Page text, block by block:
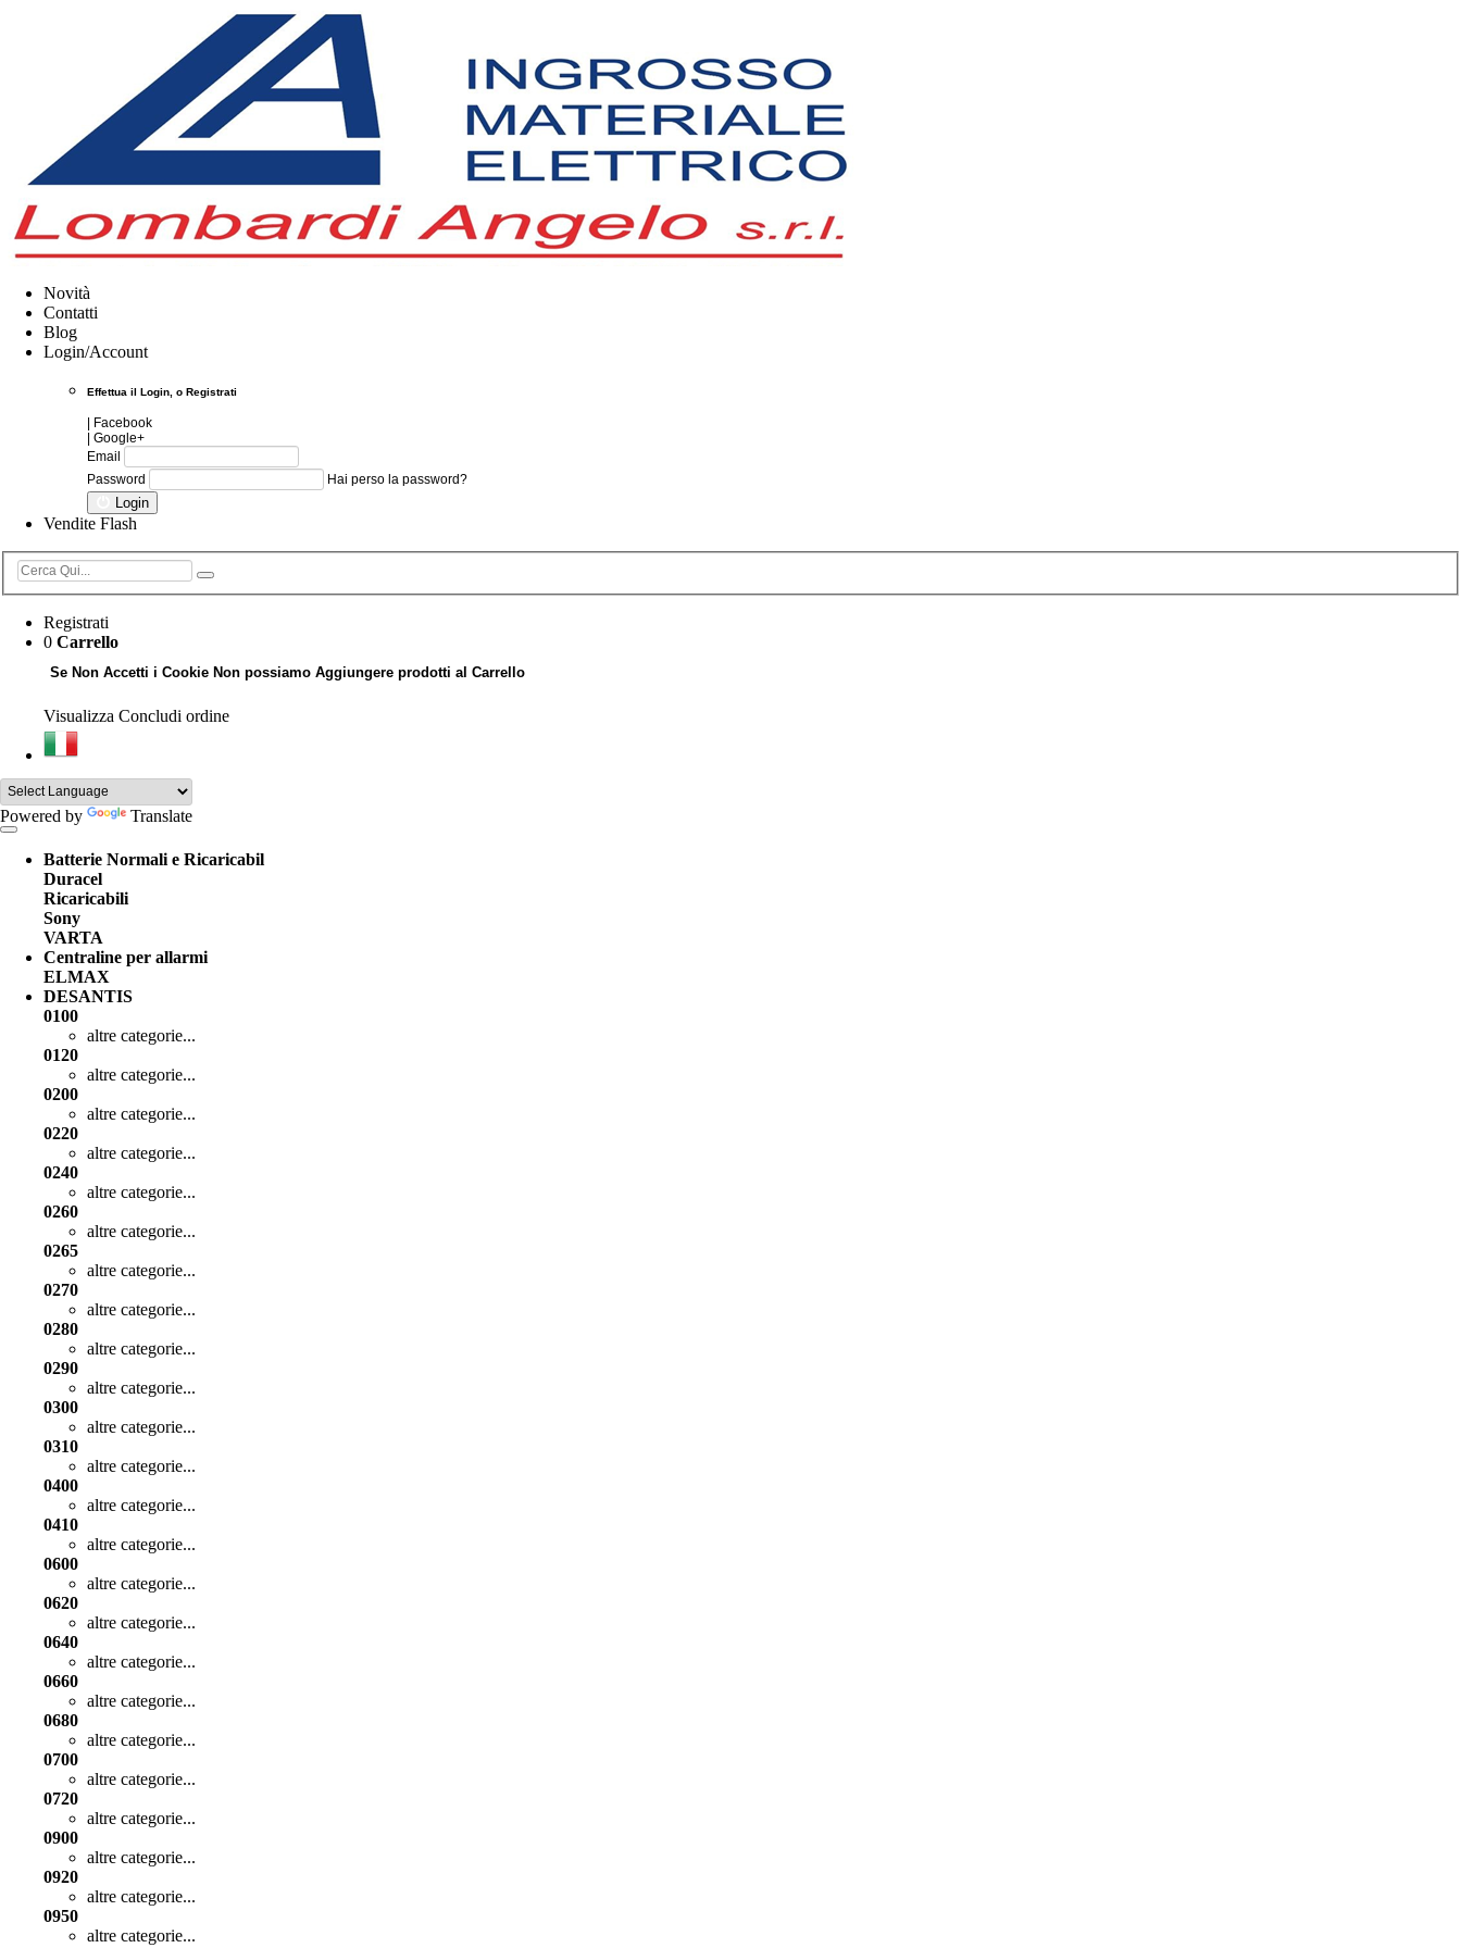
Novità
Contatti
Blog
Login/Account
Effettua il Login, o Registrati
| Facebook
| Google+
Email
Password
Hai perso la password?
Login
Vendite Flash
Registrati
0 Carrello
Se Non Accetti i Cookie Non possiamo Aggiungere prodotti al Carrello
Visualizza Concludi ordine
Powered by Translate
Batterie Normali e Ricaricabil
Duracel
Ricaricabili
Sony
VARTA
Centraline per allarmi
ELMAX
DESANTIS
0100
altre categorie...
0120
altre categorie...
0200
altre categorie...
0220
altre categorie...
0240
altre categorie...
0260
altre categorie...
0265
altre categorie...
0270
altre categorie...
0280
altre categorie...
0290
altre categorie...
0300
altre categorie...
0310
altre categorie...
0400
altre categorie...
0410
altre categorie...
0600
altre categorie...
0620
altre categorie...
0640
altre categorie...
0660
altre categorie...
0680
altre categorie...
0700
altre categorie...
0720
altre categorie...
0900
altre categorie...
0920
altre categorie...
0950
altre categorie...